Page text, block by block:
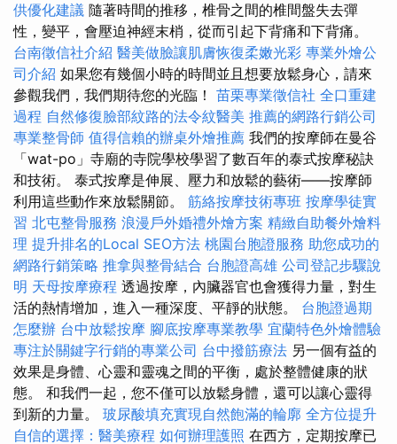
供優化建議 隨著時間的推移，椎骨之間的椎間盤失去彈
性，變平，會壓迫神經末梢，從而引起下背痛和下背痛。
台南徵信社介紹 醫美做臉讓肌膚恢復柔嫩光彩 專業外燴公
司介紹 如果您有幾個小時的時間並且想要放鬆身心，請來
參觀我們，我們期待您的光臨！ 苗栗專業徵信社 全口重建
過程 自然修復臉部紋路的法令紋醫美 推薦的網路行銷公司
專業整骨師 值得信賴的辦桌外燴推薦 我們的按摩師在曼谷
「wat-po」寺廟的寺院學校學習了數百年的泰式按摩秘訣
和技術。 泰式按摩是伸展、壓力和放鬆的藝術——按摩師
利用這些動作來放鬆關節。 筋絡按摩技術專班 按摩學徒實
習 北屯整骨服務 浪漫戶外婚禮外燴方案 精緻自助餐外燴料
理 提升排名的Local SEO方法 桃園台胞證服務 助您成功的
網路行銷策略 推拿與整骨結合 台胞證高雄 公司登記步驟說
明 天母按摩療程 透過按摩，內臟器官也會獲得力量，對生
活的熱情增加，進入一種深度、平靜的狀態。 台胞證過期
怎麼辦 台中放鬆按摩 腳底按摩專業教學 宜蘭特色外燴體驗
專注於關鍵字行銷的專業公司 台中撥筋療法 另一個有益的
效果是身體、心靈和靈魂之間的平衡，處於整體健康的狀
態。 和我們一起，您不僅可以放鬆身體，還可以讓心靈得
到新的力量。 玻尿酸填充實現自然飽滿的輪廓 全方位提升
自信的選擇：醫美療程 如何辦理護照 在西方，定期按摩已